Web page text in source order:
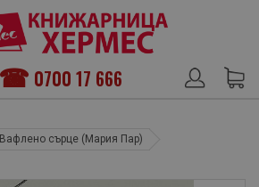
0700 17 666
Вафлено сърце (Мария Пар)